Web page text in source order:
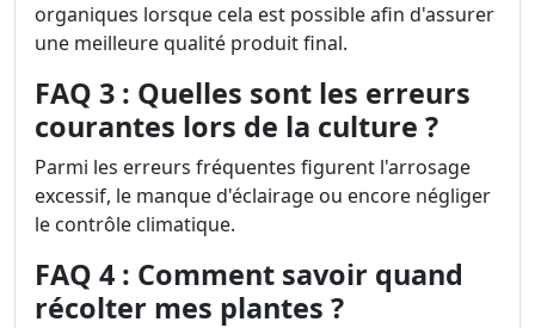
organiques lorsque cela est possible afin d'assurer
une meilleure qualité produit final.
FAQ 3 : Quelles sont les erreurs
courantes lors de la culture ?
Parmi les erreurs fréquentes figurent l'arrosage
excessif, le manque d'éclairage ou encore négliger
le contrôle climatique.
FAQ 4 : Comment savoir quand
récolter mes plantes ?